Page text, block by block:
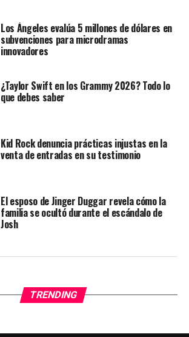
Los Ángeles evalúa 5 millones de dólares en
subvenciones para microdramas
innovadores
¿Taylor Swift en los Grammy 2026? Todo lo
que debes saber
Kid Rock denuncia prácticas injustas en la
venta de entradas en su testimonio
El esposo de Jinger Duggar revela cómo la
familia se ocultó durante el escándalo de
Josh
TRENDING